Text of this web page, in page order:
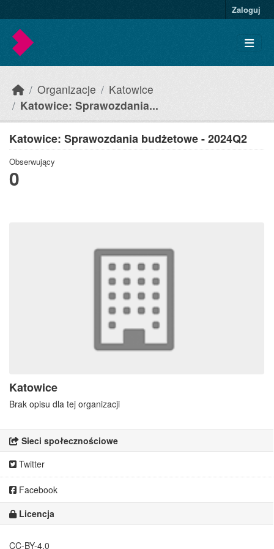
Zaloguj
Organizacje
Katowice
Katowice: Sprawozdania...
Katowice: Sprawozdania budżetowe - 2024Q2
Obserwujący
0
Katowice
Brak opisu dla tej organizacji
Sieci społecznościowe
Twitter
Facebook
Licencja
CC-BY-4.0